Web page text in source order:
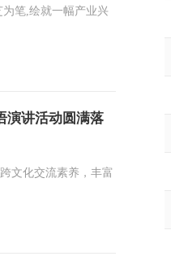
笔,绘就一幅产业兴
演讲活动圆满落
文化交流素养，丰富